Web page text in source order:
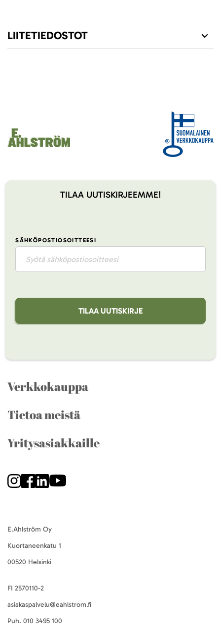
LIITETIEDOSTOT
TILAA UUTISKIRJEEMME!
SÄHKÖPOSTIOSOITTEESI
TILAA UUTISKIRJE
Verkkokauppa
Tietoa meistä
Yritysasiakkaille
E.Ahlström Oy
Kuortaneenkatu 1
00520 Helsinki
FI 2570110-2
asiakaspalvelu@eahlstrom.fi
Puh. 010 3495 100